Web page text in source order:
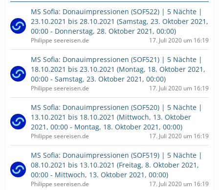
MS Sofia: Donauimpressionen (SOF522) | 5 Nächte |
23.10.2021 bis 28.10.2021 (Samstag, 23. Oktober 2021,
00:00 - Donnerstag, 28. Oktober 2021, 00:00)
Philippe seereisen.de 17. Juli 2020 um 16:19
MS Sofia: Donauimpressionen (SOF521) | 5 Nächte |
18.10.2021 bis 23.10.2021 (Montag, 18. Oktober 2021,
00:00 - Samstag, 23. Oktober 2021, 00:00)
Philippe seereisen.de 17. Juli 2020 um 16:19
MS Sofia: Donauimpressionen (SOF520) | 5 Nächte |
13.10.2021 bis 18.10.2021 (Mittwoch, 13. Oktober
2021, 00:00 - Montag, 18. Oktober 2021, 00:00)
Philippe seereisen.de 17. Juli 2020 um 16:19
MS Sofia: Donauimpressionen (SOF519) | 5 Nächte |
08.10.2021 bis 13.10.2021 (Freitag, 8. Oktober 2021,
00:00 - Mittwoch, 13. Oktober 2021, 00:00)
Philippe seereisen.de 17. Juli 2020 um 16:19